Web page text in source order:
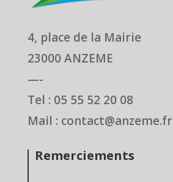
4, place de la Mairie
23000 ANZEME
—-
Tel : 05 55 52 20 08
Mail : contact@anzeme.fr
Remerciements